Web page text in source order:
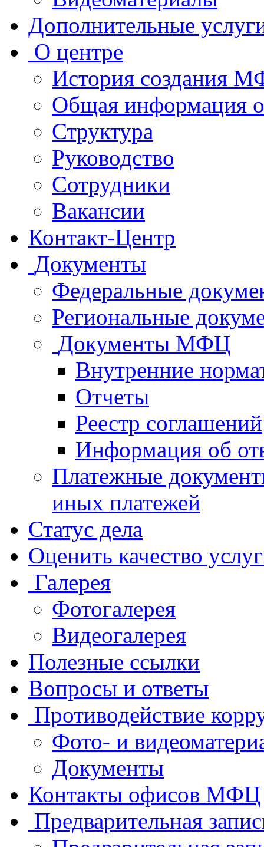
Дополнительные
О центре
История создания
Общая
Структура
Руководство
Сотрудники
Вакансии
Контакт-Центр
Документы
Федеральные
Региональные
Документы МФЦ
Внутренние
Отчеты
Реестр соглашений
Информация об
Платежные
иных платежей
Статус дела
Оценить качество
Галерея
Фотогалерея
Видеогалерея
Полезные ссылки
Вопросы и ответы
Противодействие
Фото- и
Документы
Контакты офисов МФЦ
Предварительная